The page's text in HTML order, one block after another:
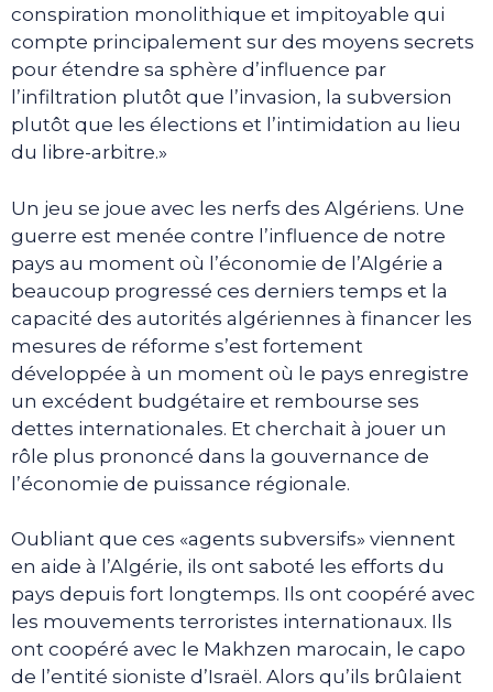
conspiration monolithique et impitoyable qui
compte principalement sur des moyens secrets
pour étendre sa sphère d’influence par
l’infiltration plutôt que l’invasion, la subversion
plutôt que les élections et l’intimidation au lieu
du libre-arbitre.»
Un jeu se joue avec les nerfs des Algériens. Une
guerre est menée contre l’influence de notre
pays au moment où l’économie de l’Algérie a
beaucoup progressé ces derniers temps et la
capacité des autorités algériennes à financer les
mesures de réforme s’est fortement
développée à un moment où le pays enregistre
un excédent budgétaire et rembourse ses
dettes internationales. Et cherchait à jouer un
rôle plus prononcé dans la gouvernance de
l’économie de puissance régionale.
Oubliant que ces «agents subversifs» viennent
en aide à l’Algérie, ils ont saboté les efforts du
pays depuis fort longtemps. Ils ont coopéré avec
les mouvements terroristes internationaux. Ils
ont coopéré avec le Makhzen marocain, le capo
de l’entité sioniste d’Israël. Alors qu’ils brûlaient